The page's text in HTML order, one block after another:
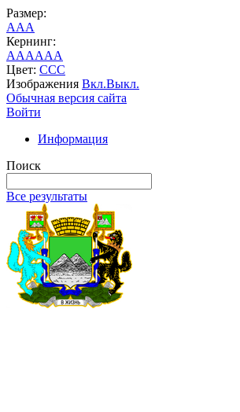
Размер:
AAA
Кернинг:
AAAAAA
Цвет: CCC
Изображения Вкл.Выкл.
Обычная версия сайта
Войти
Информация
Поиск
Все результаты